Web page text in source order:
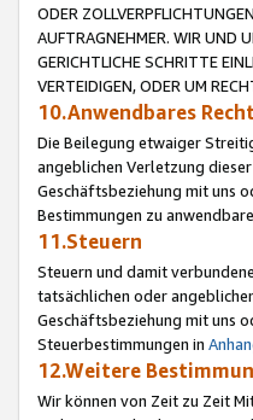
ODER
AUFTRAGNEHMER. WIR UND
GERICHTLICHE SCHRITTE
VERTEIDIGEN, ODER UM
10.Anwendbares
Die Beilegung etwaiger
angeblichen Verletzung
Geschäftsbeziehung mit uns
Bestimmungen zu
11.Steuern
Steuern und damit
tatsächlichen oder
Geschäftsbeziehung mit uns
Steuerbestimmungen in
12.Weitere
Wir können von Zeit zu Zeit